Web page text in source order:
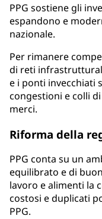
PPG sostiene gli
espandono e
nazionale.
Per rimanere
di reti
e i ponti invecchiati
congestioni e colli
merci.
Riforma della
PPG conta su un
equilibrato e di
lavoro e alimenti la
costosi e duplicati
PPG.